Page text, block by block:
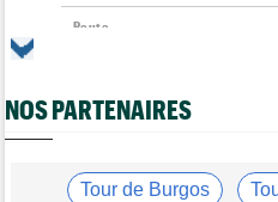
Route
Tour de France Femmes
La peloton du Tour de France
Anton Schiffer encore victime
NOS PARTENAIRES
Tour de Burgos